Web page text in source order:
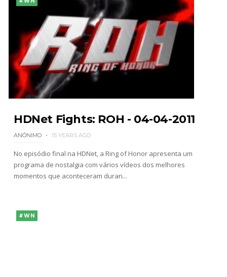
HDNet Fights: ROH - 04-04-2011
ANÓNIMO 15 YEARS AGO
No episódio final na HDNet, a Ring of Honor apresenta um
programa de nostalgia com vários vídeos dos melhores
momentos que aconteceram duran...
#WN